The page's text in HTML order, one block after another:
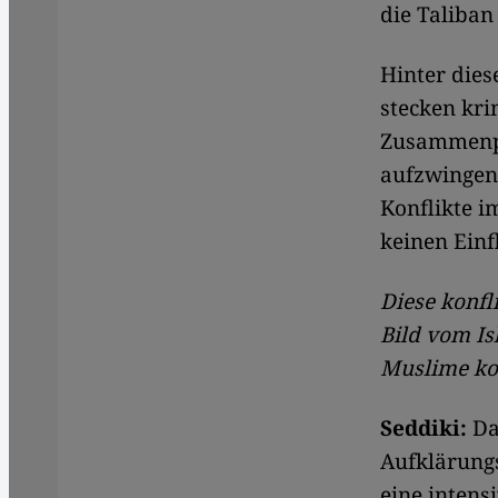
die
Hinter
stecken
Konflikte
keinen
Diese
Bild vom
Muslime
Seddiki: